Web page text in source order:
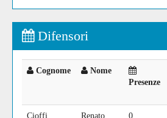
Difensori
Cognome
Nome
Presenze
Cioffi Renato 0